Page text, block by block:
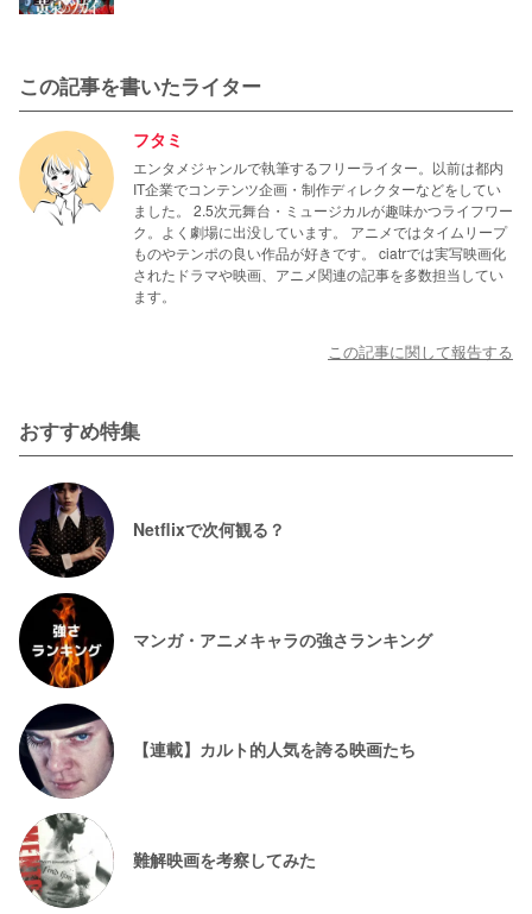
この記事を書いたライター
フタミ
エンタメジャンルで執筆するフリーライター。以前は都内
IT企業でコンテンツ企画・制作ディレクターなどをしてい
ました。 2.5次元舞台・ミュージカルが趣味かつライフワー
ク。よく劇場に出没しています。 アニメではタイムリープ
ものやテンポの良い作品が好きです。 ciatrでは実写映画化
されたドラマや映画、アニメ関連の記事を多数担当してい
ます。
この記事に関して報告する
おすすめ特集
Netflixで次何観る？
マンガ・アニメキャラの強さランキング
【連載】カルト的人気を誇る映画たち
難解映画を考察してみた